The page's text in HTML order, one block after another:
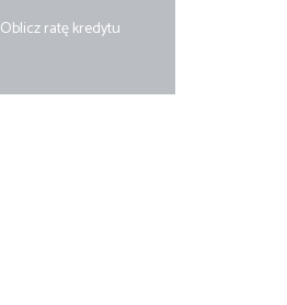
Oblicz ratę kredytu